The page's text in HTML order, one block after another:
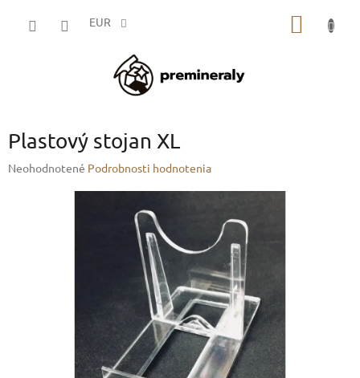
EUR
Plastový stojan XL
Priemerné
Neohodnotené Podrobnosti hodnotenia